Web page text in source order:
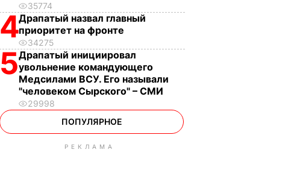
35774
4Драпатый назвал главный
приоритет на фронте
34275
5Драпатый инициировал
увольнение командующего
Медсилами ВСУ. Его называли
"человеком Сырского" – СМИ
29998
ПОПУЛЯРНОЕ
РЕКЛАМА